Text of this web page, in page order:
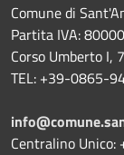
Comune di
Partita IVA:
Corso Umberto I,
TEL: +39-0865-
Centralino